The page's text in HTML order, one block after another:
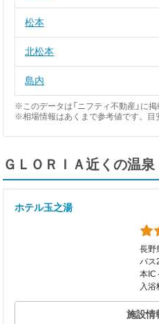
松本
北松本
島内
※このデータは「ニフティ不動産」に
※相場情報はあくまで参考値です。目
ＧＬＯＲＩＡ近くの温
ホテル玉之湯
長野
バス
本IC
入浴
施設情